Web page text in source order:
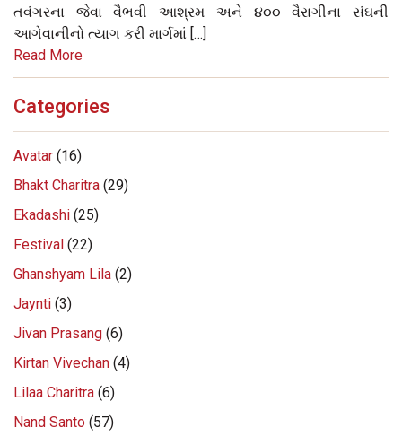
તવંગરના જેવા વૈભવી આશ્રમ અને ૪૦૦ વૈરાગીના સંઘની
આગેવાનીનો ત્યાગ કરી માર્ગમાં […]
Read More
Categories
Avatar (16)
Bhakt Charitra (29)
Ekadashi (25)
Festival (22)
Ghanshyam Lila (2)
Jaynti (3)
Jivan Prasang (6)
Kirtan Vivechan (4)
Lilaa Charitra (6)
Nand Santo (57)